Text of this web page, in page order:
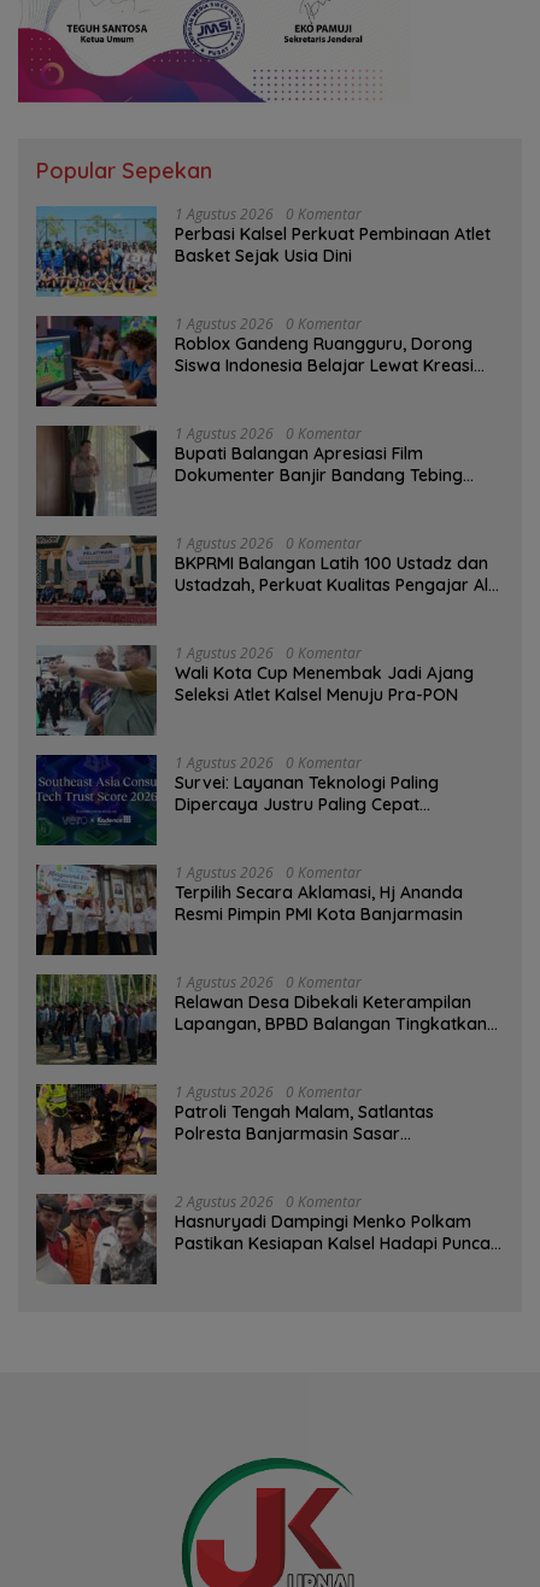
Popular Sepekan
1 Agustus 2026 0 Komentar
Perbasi Kalsel Perkuat Pembinaan Atlet
Basket Sejak Usia Dini
1 Agustus 2026 0 Komentar
Roblox Gandeng Ruangguru, Dorong
Siswa Indonesia Belajar Lewat Kreasi
1 Agustus 2026 0 Komentar
Bupati Balangan Apresiasi Film
Dokumenter Banjir Bandang Tebing
1 Agustus 2026 0 Komentar
BKPRMI Balangan Latih 100 Ustadz dan
Ustadzah, Perkuat Kualitas Pengajar Al-
1 Agustus 2026 0 Komentar
Wali Kota Cup Menembak Jadi Ajang
Seleksi Atlet Kalsel Menuju Pra-PON
1 Agustus 2026 0 Komentar
Survei: Layanan Teknologi Paling
Dipercaya Justru Paling Cepat
1 Agustus 2026 0 Komentar
‎Terpilih Secara Aklamasi, Hj Ananda
Resmi Pimpin PMI Kota Banjarmasin
1 Agustus 2026 0 Komentar
Relawan Desa Dibekali Keterampilan
Lapangan, BPBD Balangan Tingkatkan
1 Agustus 2026 0 Komentar
Patroli Tengah Malam, Satlantas
Polresta Banjarmasin Sasar
2 Agustus 2026 0 Komentar
Hasnuryadi Dampingi Menko Polkam
Pastikan Kesiapan Kalsel Hadapi Puncak